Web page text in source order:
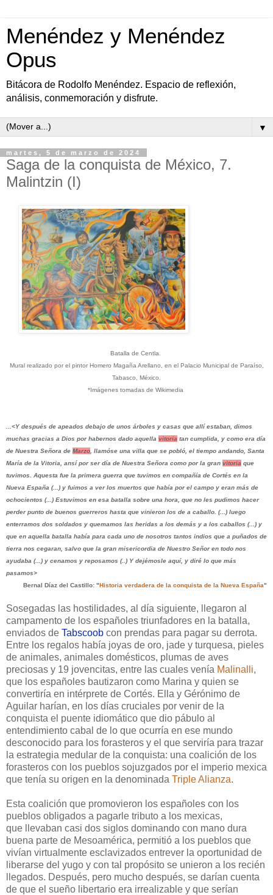
Menéndez y Menéndez
Opus
Bitácora de Rodolfo Menéndez. Espacio de reflexión,
análisis, conmemoración y disfrute.
▼
martes, 5 de marzo de 2024
Saga de la conquista de México, 7.
Malintzin (I)
Batalla de Centla.
Mural realizado por el pintor Homero Magaña Arellano, en el Palacio Municipal de Paraíso,
Tabasco, México.
*Imágenes tomadas de Wikimedia
...<Y después de apeados debajo de unos árboles y casas que allí estaban, dimos
muchas gracias a Dios por habernos dado aquella vitoria tan cumplida, y como era día
de Nuestra Señora de Marzo , llamóse una villa que se pobló, el tiempo andando, Santa
María de la Vitoria, ansí por ser día de Nuestra Señora como por la gran vitoria que
tuvimos. Aquesta fue la primera guerra que tuvimos en compañía de Cortés en la
Nueva España (...) y fuimos a ver los muertos que había por el campo y eran más de
ochocientos (...) Estuvimos en esa batalla sobre una hora, que no les pudimos hacer
perder punto de buenos guerreros hasta que vinieron los de a caballo. (...) luego
enterramos dos soldados y quemamos las heridas a los demás y a los caballos (...) y
que en aquella batalla había para cada uno de nosotros tantos indios que a puñados de
tierra nos cegaran, salvo que la gran misericordia de Nuestro Señor en todo nos
ayudaba (...) y cenamos y reposamos (..) Y dejémosle aquí, y diré lo que más
pasamos>
Bernal Díaz del Castillo: "Historia verdadera de la conquista de la Nueva España"
Sosegadas las hostilidades, al día siguiente, llegaron al
campamento de los españoles triunfadores en la batalla,
enviados de Tabscoob con prendas para pagar su derrota.
Entre los regalos había joyas de oro, jade y turquesa, pieles
de animales, animales domésticos, plumas de aves
preciosas y 19 jovencitas, entre las cuales venía Malinalli,
que los españoles bautizaron como Marina y quien se
convertiría en intérprete de Cortés. Ella y Gérónimo de
Aguilar harían, en los días cruciales por venir de la
conquista el puente idiomático que dio pábulo al
entendimiento cabal de lo que ocurría en ese mundo
desconocido para los forasteros y el que serviría para trazar
la estrategia medular de la conquista: una coalición de los
forasteros con los pueblos sojuzgados por el imperio mexica
que tenía su origen en la denominada Triple Alianza.
Esta coalición que promovieron los españoles con los
pueblos obligados a pagarle tributo a los mexicas,
que llevaban casi dos siglos dominando con mano dura
buena parte de Mesoamérica, permitió a los pueblos que
vivían virtualmente esclavizados entrever la oportunidad de
liberarse del yugo y con tal propósito se unieron a los recién
llegados. Después, pero mucho después, se darían cuenta
de que el sueño libertario era irrealizable y que serían